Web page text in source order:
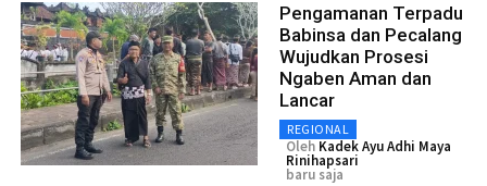
Pengamanan Terpadu
Babinsa dan Pecalang
Wujudkan Prosesi
Ngaben Aman dan
Lancar
REGIONAL
Oleh Kadek Ayu Adhi Maya
Rinihapsari
baru saja